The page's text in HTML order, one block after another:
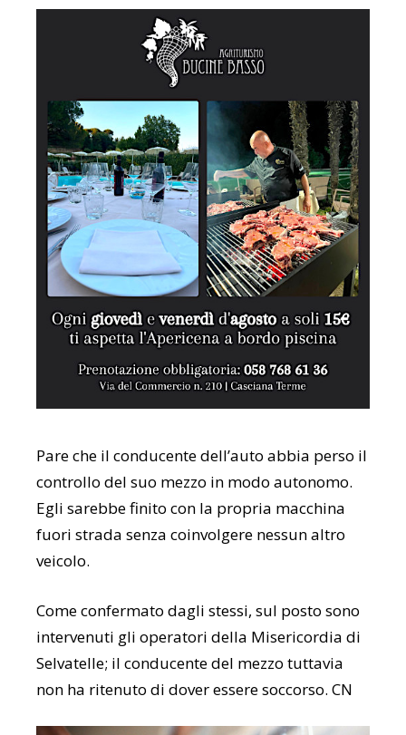
Pare che il conducente dell’auto abbia perso il
controllo del suo mezzo in modo autonomo.
Egli sarebbe finito con la propria macchina
fuori strada senza coinvolgere nessun altro
veicolo.
Come confermato dagli stessi, sul posto sono
intervenuti gli operatori della Misericordia di
Selvatelle; il conducente del mezzo tuttavia
non ha ritenuto di dover essere soccorso. CN